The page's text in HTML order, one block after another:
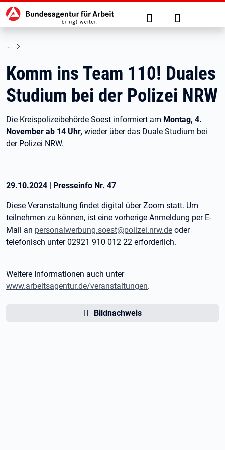
zu den Hauptinhalten springen
Hauptnavigation Suche Anmelden
Komm ins Team 110! Duales
Studium bei der Polizei NRW
Die Kreispolizeibehörde Soest informiert am Montag, 4.
November ab 14 Uhr, wieder über das Duale Studium bei
der Polizei NRW.
29.10.2024 | Presseinfo Nr. 47
Diese Veranstaltung findet digital über Zoom statt. Um
teilnehmen zu können, ist eine vorherige Anmeldung per E-
Mail an personalwerbung.soest@polizei.nrw.de oder
telefonisch unter 02921 910 012 22 erforderlich.
Weitere Informationen auch unter
www.arbeitsagentur.de/veranstaltungen.
Bildnachweis